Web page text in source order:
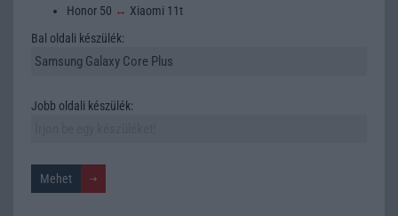
Honor 50 ↔ Xiaomi 11t
Bal oldali készülék:
Jobb oldali készülék: